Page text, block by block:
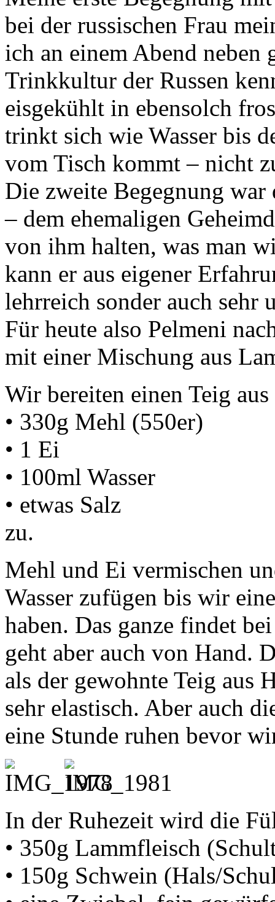
bei der russischen Frau
ich an einem Abend neben
Trinkkultur der Russen
eisgekühlt in ebensolch
trinkt sich wie Wasser bis
vom Tisch kommt – nicht
Die zweite Begegnung
– dem ehemaligen
von ihm halten, was man
kann er aus eigener
lehrreich sonder auch sehr
Für heute also Pelmeni
mit einer Mischung aus
Wir bereiten einen Teig aus
• 330g Mehl (550er)
• 1 Ei
• 100ml Wasser
• etwas Salz
zu.
Mehl und Ei vermischen
Wasser zufügen bis wir
haben. Das ganze findet
geht aber auch von Hand.
als der gewohnte Teig aus
sehr elastisch. Aber auch
eine Stunde ruhen bevor
In der Ruhezeit wird die
• 350g Lammfleisch
• 150g Schwein (Hals/